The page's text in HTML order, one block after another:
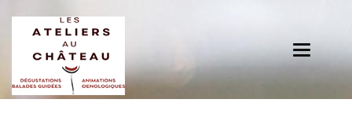
Toggle